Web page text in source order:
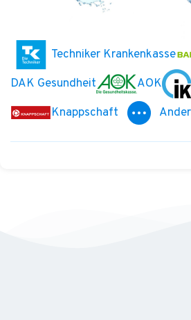
Techniker Krankenkasse
DAK Gesundheit
AOK
Knappschaft